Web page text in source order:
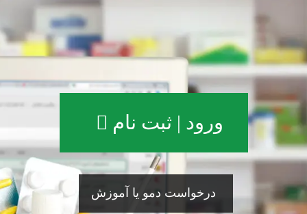
ورود | ثبت نام
درخواست دمو یا آموزش